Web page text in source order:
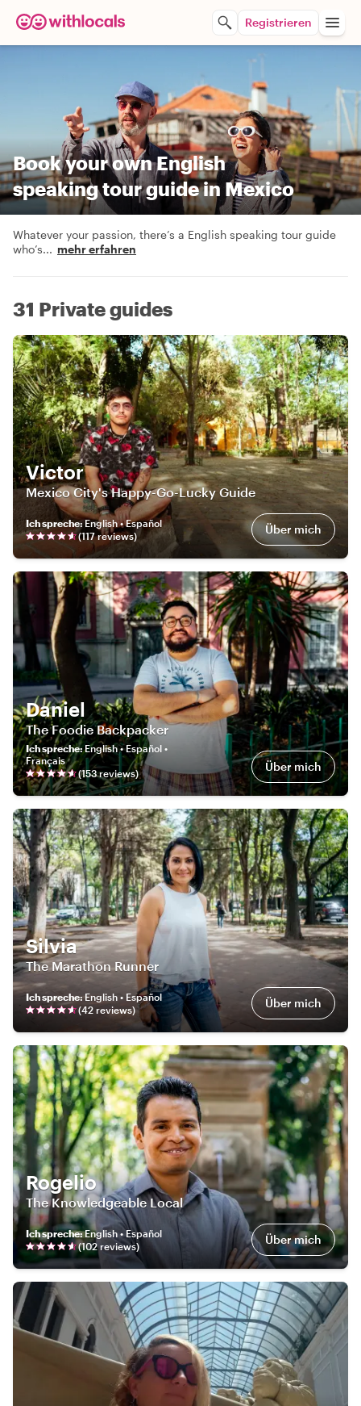
Registrieren
Book your own English
speaking tour guide in Mexico
Whatever your passion, there’s a English speaking tour guide
who’s... mehr erfahren
31 Private guides
Victor
Mexico City's Happy-Go-Lucky Guide
Ich spreche:English • Español
(117reviews) Über mich
Daniel
The Foodie Backpacker
Ich spreche:English • Español •
Français
(153reviews) Über mich
Silvia
The Marathon Runner
Ich spreche:English • Español
(42 reviews) Über mich
Rogelio
The Knowledgeable Local
Ich spreche:English • Español
(102reviews) Über mich